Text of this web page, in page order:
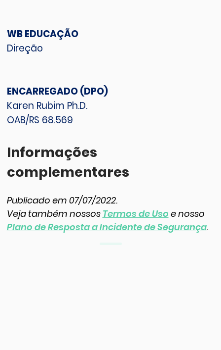
WB EDUCAÇÃO
Direção
ENCARREGADO (DPO)
Karen Rubim Ph.D.
OAB/RS 68.569
Informações
complementares
Publicado em 07/07/2022.
Veja também nossos Termos de Uso e nosso
Plano de Resposta a Incidente de Segurança.